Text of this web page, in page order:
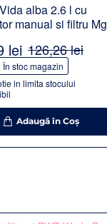
alba 2.6 l cu
manual si filtru Mg
În stoc magazin
in limita stocului
lei 126,26 lei
Adaugă în Coş